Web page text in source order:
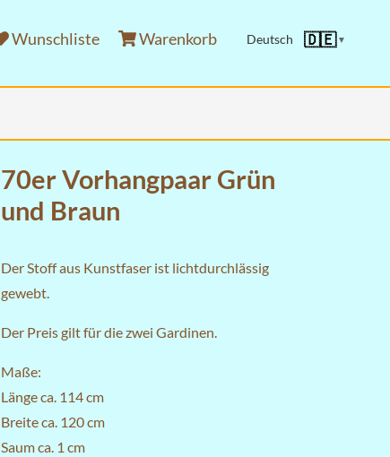
Wunschliste Warenkorb Deutsch 🇩🇪▼
70er Vorhangpaar Grün
und Braun
Der Stoff aus Kunstfaser ist lichtdurchlässig
gewebt.
Der Preis gilt für die zwei Gardinen.
Maße:
Länge ca. 114 cm
Breite ca. 120 cm
Saum ca. 1 cm